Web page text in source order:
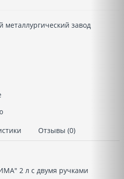
металлургический завод
Отзывы (0)